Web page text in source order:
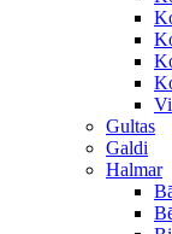
Gultas
Galdi
Halmar